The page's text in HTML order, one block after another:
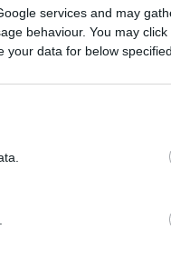
services and may
behaviour. You may
your data for below